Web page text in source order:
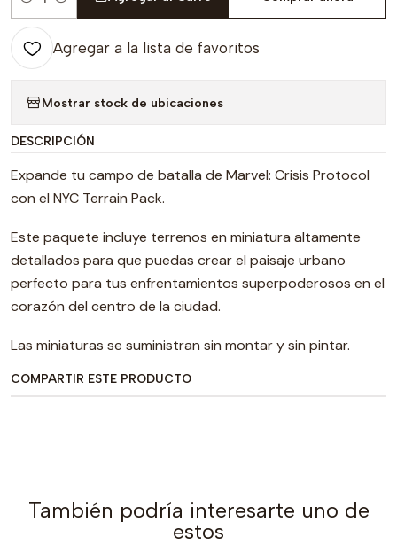
Cantidad
Agregar a la lista de favoritos
Mostrar stock de ubicaciones
DESCRIPCIÓN
Expande tu campo de batalla de Marvel: Crisis Protocol
con el NYC Terrain Pack.
Este paquete incluye terrenos en miniatura altamente
detallados para que puedas crear el paisaje urbano
perfecto para tus enfrentamientos superpoderosos en el
corazón del centro de la ciudad.
Las miniaturas se suministran sin montar y sin pintar.
COMPARTIR ESTE PRODUCTO
También podría interesarte uno de
estos